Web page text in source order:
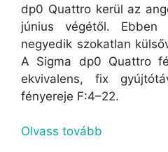
dp0 Quattro kerül az
június végétől.
negyedik szokatlan
A Sigma dp0 Quattro
ekvivalens, fix
fényereje F:4–22.
Olvass tovább